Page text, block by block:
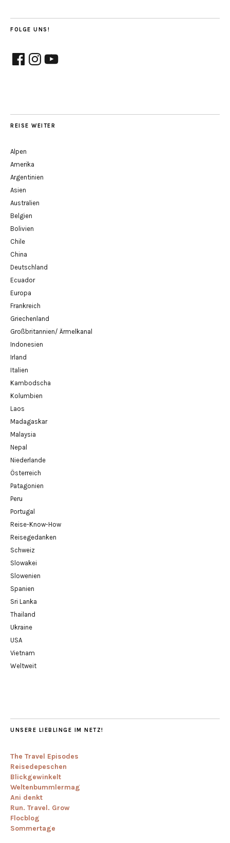
FOLGE UNS!
FacebookInstagram
YouTube
REISE WEITER
Alpen
Amerika
Argentinien
Asien
Australien
Belgien
Bolivien
Chile
China
Deutschland
Ecuador
Europa
Frankreich
Griechenland
Großbritannien/ Ärmelkanal
Indonesien
Irland
Italien
Kambodscha
Kolumbien
Laos
Madagaskar
Malaysia
Nepal
Niederlande
Österreich
Patagonien
Peru
Portugal
Reise-Know-How
Reisegedanken
Schweiz
Slowakei
Slowenien
Spanien
Sri Lanka
Thailand
Ukraine
USA
Vietnam
Weltweit
UNSERE LIEBLINGE IM NETZ!
The Travel Episodes
Reisedepeschen
Blickgewinkelt
Weltenbummlermag
Ani denkt
Run. Travel. Grow
Flocblog
Sommertage